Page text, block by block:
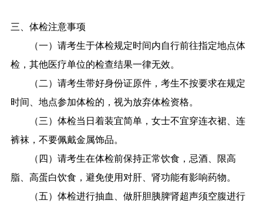
三、体检注意事项
（一）请考生于体检规定时间内自行前往指定地点体
检，其他医疗单位的检查结果一律无效。
（二）请考生带好身份证原件，考生不按要求在规定
时间、地点参加体检的，视为放弃体检资格。
（三）体检当日着装宜简单，女士不宜穿连衣裙、连
裤袜，不要佩戴金属饰品。
（四）请考生在体检前保持正常饮食，忌酒、限高
脂、高蛋白饮食，避免使用对肝、肾功能有影响药物。
（五）体检进行抽血、做肝胆胰脾肾超声须空腹进行